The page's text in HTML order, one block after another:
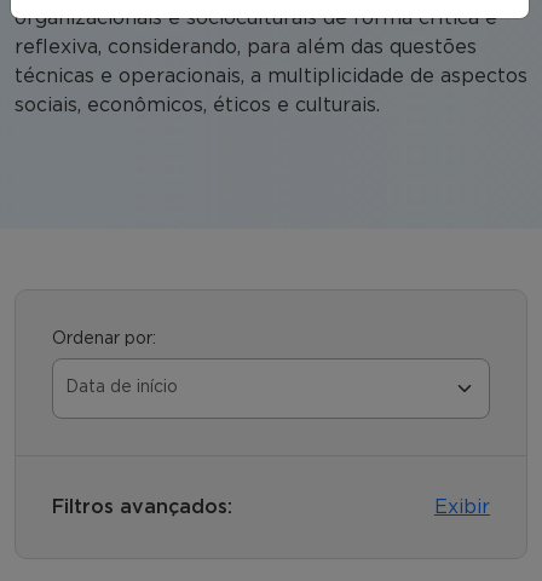
organizacionais e socioculturais de forma crítica e
reflexiva, considerando, para além das questões
técnicas e operacionais, a multiplicidade de aspectos
sociais, econômicos, éticos e culturais.
Ordenar por:
Filtros avançados: Exibir